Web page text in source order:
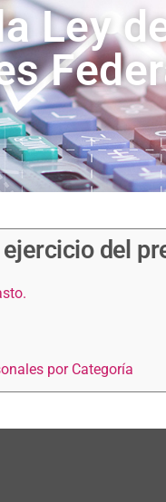
Ley
del
por Categoría